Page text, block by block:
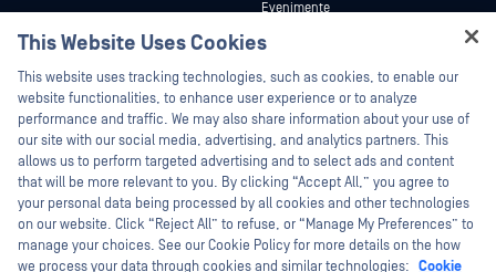
vulnerabilităților
Parteneri
Certificare
Parteneri tehnologici
Program de parteneriat de canal
Evenimente
Webinare
Fișe de date
Cărți albe
Instrumente gratuite
This Website Uses Cookies
This website uses tracking technologies, such as cookies, to enable our
website functionalities, to enhance user experience or to analyze
performance and traffic. We may also share information about your use of
our site with our social media, advertising, and analytics partners. This
allows us to perform targeted advertising and to select ads and content
that will be more relevant to you. By clicking “Accept All,” you agree to
your personal data being processed by all cookies and other technologies
on our website. Click “Reject All” to refuse, or “Manage My Preferences” to
manage your choices. See our Cookie Policy for more details on the how
we process your data through cookies and similar technologies: Cookie
Hey there!
I'm Ozzy, your OPSWAT virtual assistant.
How can I help you secure what's critical
today?